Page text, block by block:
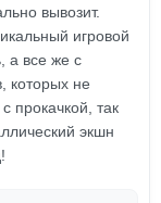
вывозит.
игровой
а все же с
которых не
прокачкой, так
экшн